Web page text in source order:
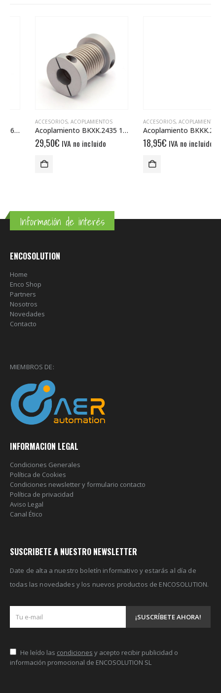
ACCESORIOS,ACOPLAMIENTOS
Acoplamiento BKXK.2435 10/12
IVA no incluido
ACCESORIOS,ACOPLAMIENTOS
Acoplamiento BKKK.2532 6/6
IVA no incluido
Información de interés
ENCOSOLUTION
Home
Enco Shop
Partners
Nosotros
Novedades
Contacto
MIEMBROS DE:
INFORMACION LEGAL
Condiciones Generales
Política de Cookies
Condiciones newsletter y formulario contacto
Política de privacidad
Aviso Legal
Canal Ético
SUSCRIBETE A NUESTRO NEWSLETTER
Date de alta a nuestro boletín informativo y estarás al día de
todas las novedades y los nuevos productos de ENCOSOLUTION.
He leído las condiciones y acepto recibir publicidad o
información promocional de ENCOSOLUTION SL